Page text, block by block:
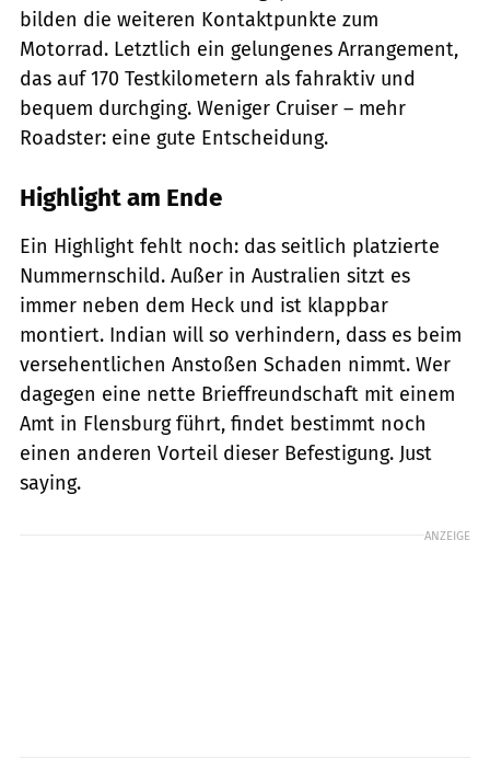
bilden die weiteren Kontaktpunkte zum
Motorrad. Letztlich ein gelungenes Arrangement,
das auf 170 Testkilometern als fahraktiv und
bequem durchging. Weniger Cruiser – mehr
Roadster: eine gute Entscheidung.
Highlight am Ende
Ein Highlight fehlt noch: das seitlich platzierte
Nummernschild. Außer in Australien sitzt es
immer neben dem Heck und ist klappbar
montiert. Indian will so verhindern, dass es beim
versehentlichen Anstoßen Schaden nimmt. Wer
dagegen eine nette Brieffreundschaft mit einem
Amt in Flensburg führt, findet bestimmt noch
einen anderen Vorteil dieser Befestigung. Just
saying.
ANZEIGE